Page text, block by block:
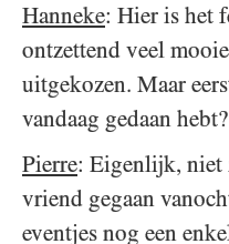
Hanneke: Hier is het
ontzettend veel
uitgekozen. Maar
vandaag gedaan
Pierre: Eigenlijk, niet
vriend gegaan
eventjes nog een